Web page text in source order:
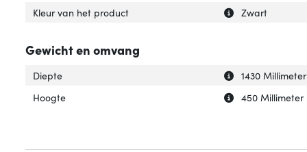
Uitleg over
Verberg uitleg
Kleur van het product Zwart
Gewicht en omvang
Uitleg over
Verberg uitleg
Diepte
1430 Millimeter
Uitleg over
Verberg uitleg
Hoogte 450 Millimeter